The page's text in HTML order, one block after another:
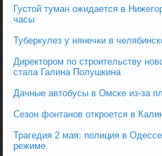
Густой туман ожидается в
часы
Туберкулез у нянечки в
Директором по строительству
стала Галина Полушкина
Дачные автобусы в Омске из-за
Сезон фонтанов откроется в
Трагедия 2 мая: полиция в
режиме